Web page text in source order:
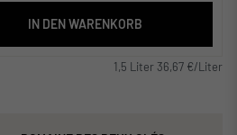
IN DEN WARENKORB
1,5 Liter 36,67 €/Liter